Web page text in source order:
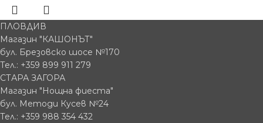
ПЛОВДИВ
Магазин "КАШОНЪТ"
бул. Брезовско шосе №170
Тел.: +359 899 911 279
СТАРА ЗАГОРА
Магазин "Нощна фиеста"
бул. Методи Кусев №24
Тел.: +359 988 354 432